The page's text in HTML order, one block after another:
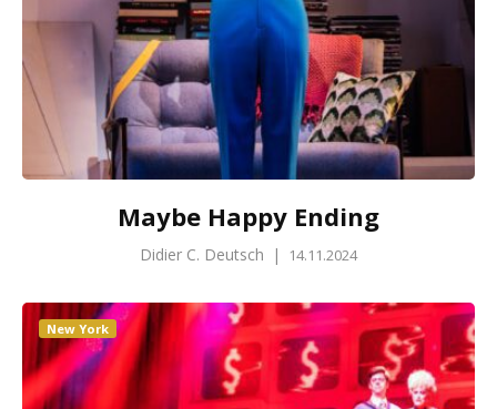
Maybe Happy Ending
Didier C. Deutsch | 14.11.2024
New York